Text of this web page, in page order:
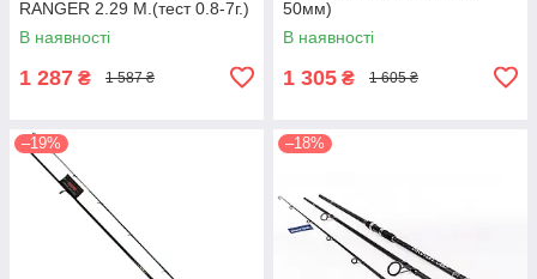
RANGER 2.29 М.(тест 0.8-7г.)
В наявності
1 287 ₴ 1 587 ₴
50мм)
В наявності
1 305 ₴ 1 605 ₴
–19% –18%